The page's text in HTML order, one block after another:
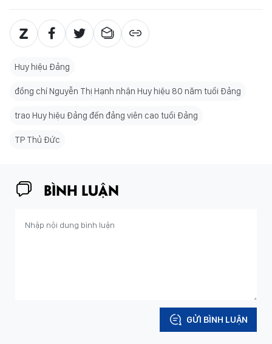
Huy hiệu Đảng
đồng chí Nguyễn Thị Hạnh nhận Huy hiệu 80 năm tuổi Đảng
trao Huy hiệu Đảng đến đảng viên cao tuổi Đảng
TP Thủ Đức
BÌNH LUẬN
GỬI BÌNH LUẬN